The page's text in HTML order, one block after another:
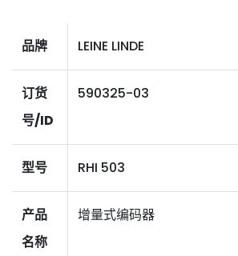
品牌 LEINE LINDE
订货
号/ID
590325-03
型号 RHI 503
产品
名称
增量式编码器